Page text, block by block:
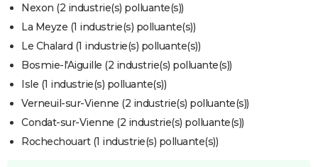
FORUM
Bricolage
Lifestyle
Culture
Sport
Auto
Television
Voyage
Cinema
Nexon (2 industrie(s) polluante(s))
La Meyze (1 industrie(s) polluante(s))
Le Chalard (1 industrie(s) polluante(s))
Bosmie-l'Aiguille (2 industrie(s) polluante(s))
Isle (1 industrie(s) polluante(s))
Verneuil-sur-Vienne (2 industrie(s) polluante(s))
Condat-sur-Vienne (2 industrie(s) polluante(s))
Rochechouart (1 industrie(s) polluante(s))